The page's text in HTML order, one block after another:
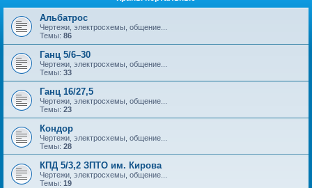
Альбатрос
Чертежи, электросхемы, общение...
Темы: 86
Ганц 5/6–30
Чертежи, электросхемы, общение...
Темы: 33
Ганц 16/27,5
Чертежи, электросхемы, общение...
Темы: 23
Кондор
Чертежи, электросхемы, общение...
Темы: 28
КПД 5/3,2 ЗПТО им. Кирова
Чертежи, электросхемы, общение...
Темы: 19